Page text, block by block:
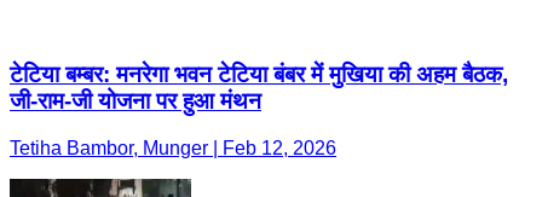
टेटिया बम्बर: मनरेगा भवन टेटिया बंबर में मुखिया की अहम बैठक,
जी-राम-जी योजना पर हुआ मंथन
Tetiha Bambor, Munger | Feb 12, 2026